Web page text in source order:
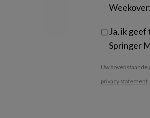
Ja, ik
Springer
Uw
privacy statement.